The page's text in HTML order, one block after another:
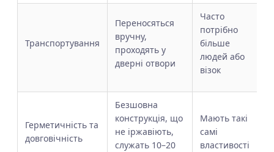
Транспортування
Переносяться
вручну,
проходять у
дверні отвори
Часто
потрібно
більше
людей або
візок
Герметичність та
довговічність
Безшовна
конструкція, що
не іржавіють,
служать 10–20
Мають такі
самі
властивості